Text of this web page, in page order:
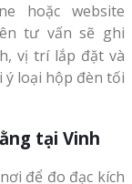
hoặc website
tư vấn sẽ ghi
vị trí lắp đặt và
loại hộp đèn tối
tại Vinh
để đo đạc kích